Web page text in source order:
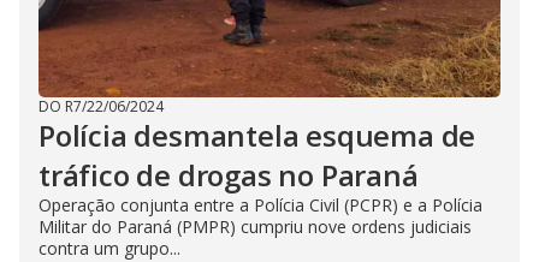
DO R7/22/06/2024
Polícia desmantela esquema de
tráfico de drogas no Paraná
Operação conjunta entre a Polícia Civil (PCPR) e a Polícia
Militar do Paraná (PMPR) cumpriu nove ordens judiciais
contra um grupo...